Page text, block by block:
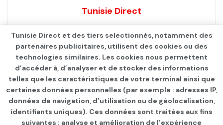
Tunisie Direct
Qui sommes-nous ? Advertise Contact S’identifier
Tunisie Direct et des tiers selectionnés, notamment des
partenaires publicitaires, utilisent des cookies ou des
technologies similaires. Les cookies nous permettent
d’accéder à, d’analyser et de stocker des informations
telles que les caractéristiques de votre terminal ainsi que
certaines données personnelles (par exemple : adresses IP,
données de navigation, d’utilisation ou de géolocalisation,
identifiants uniques). Ces données sont traitées aux fins
suivantes : analyse et amélioration de l’expérience